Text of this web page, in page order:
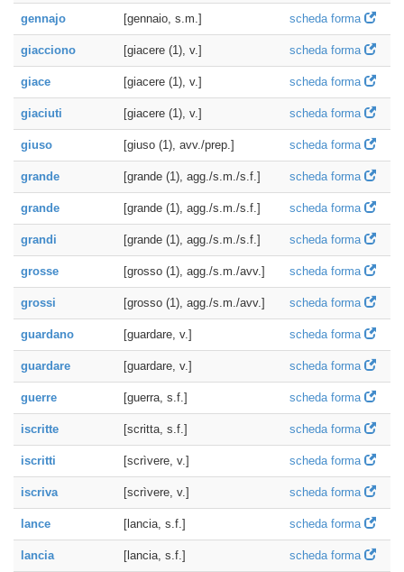
gennajo [gennaio, s.m.] scheda forma
giacciono [giacere (1), v.] scheda forma
giace [giacere (1), v.] scheda forma
giaciuti [giacere (1), v.] scheda forma
giuso [giuso (1), avv./prep.] scheda forma
grande [grande (1), agg./s.m./s.f.] scheda forma
grande [grande (1), agg./s.m./s.f.] scheda forma
grandi [grande (1), agg./s.m./s.f.] scheda forma
grosse [grosso (1), agg./s.m./avv.] scheda forma
grossi [grosso (1), agg./s.m./avv.] scheda forma
guardano [guardare, v.] scheda forma
guardare [guardare, v.] scheda forma
guerre [guerra, s.f.] scheda forma
iscritte [scritta, s.f.] scheda forma
iscritti [scrìvere, v.] scheda forma
iscriva [scrìvere, v.] scheda forma
lance [lancia, s.f.] scheda forma
lancia [lancia, s.f.] scheda forma